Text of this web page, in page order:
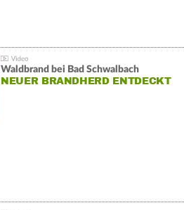
Waldbrand bei Bad Schwalbach
NEUER BRANDHERD ENTDECKT